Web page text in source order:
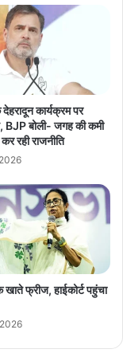
तब और गहरा गया जब
को अपना इस्तीफा
की चिंता बढ़ा दी है।
वह इन इस्तीफों को
करते हैं। आने वाले दिनों
सकता है।
Law
Palaniswami
Vijay
nadu news
देहरादून कार्यक्रम पर
BJP बोली- जगह की कमी
रही राजनीति
फ्रीज, हाईकोर्ट पहुंचा